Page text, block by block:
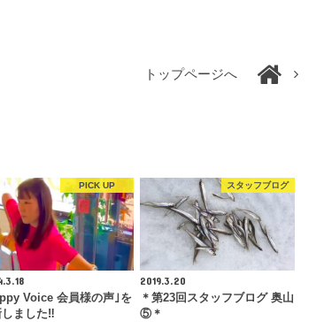
トップページへ
PICK UP
Voice 会員様の声｣を
ました‼︎
スタッフブログ
2019.3.20
＊第23回スタッフブログ 奥山
⑤＊